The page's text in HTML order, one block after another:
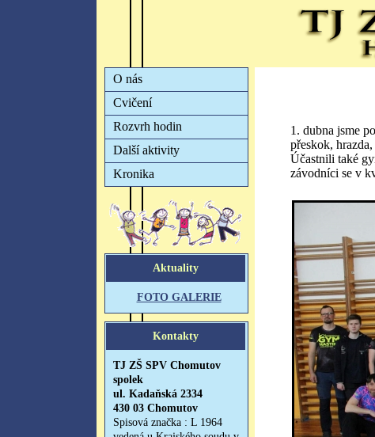
1. dubna jsme
přeskok,
Účastnili také
závodníci se v